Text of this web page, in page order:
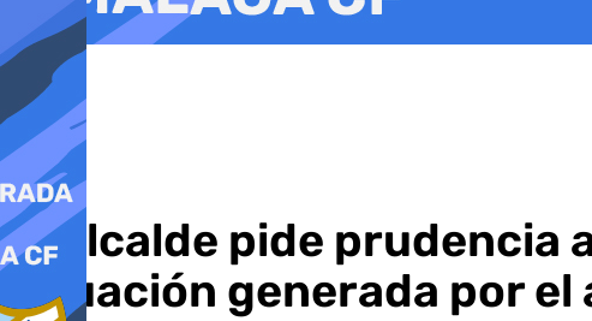
El alcalde pide prudencia
situación generada por